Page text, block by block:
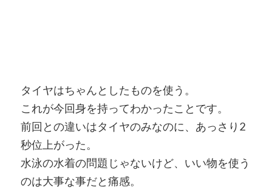
タイヤはちゃんとしたものを使う。
これが今回身を持ってわかったことです。
前回との違いはタイヤのみなのに、あっさり2
秒位上がった。
水泳の水着の問題じゃないけど、いい物を使う
のは大事な事だと痛感。